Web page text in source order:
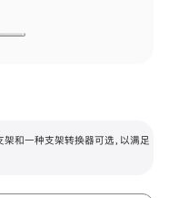
和一种支架转换器可选，以满足